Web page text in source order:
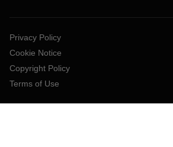
Privacy Policy
Cookie Notice
Copyright Policy
Terms of Use